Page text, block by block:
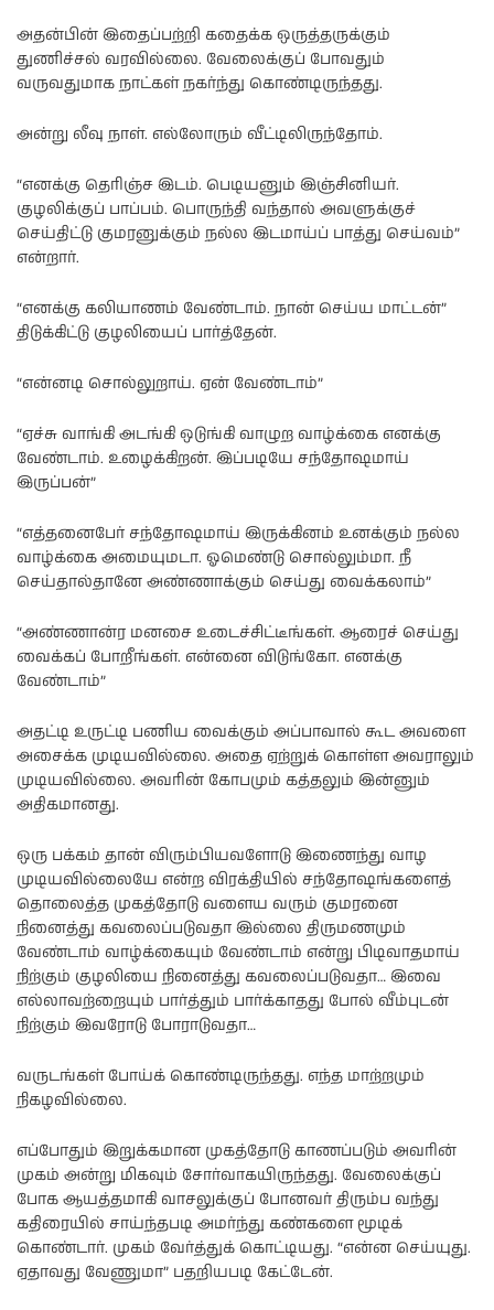
அதன்பின் இதைப்பற்றி கதைக்க ஒருத்தருக்கும்
துணிச்சல் வரவில்லை. வேலைக்குப் போவதும்
வருவதுமாக நாட்கள் நகர்ந்து கொண்டிருந்தது.
அன்று லீவு நாள். எல்லோரும் வீட்டிலிருந்தோம்.
“எனக்கு தெரிஞ்ச இடம். பெடியனும் இஞ்சினியர்.
குழலிக்குப் பாப்பம். பொருந்தி வந்தால் அவளுக்குச்
செய்திட்டு குமரனுக்கும் நல்ல இடமாய்ப் பாத்து செய்வம்”
என்றார்.
“எனக்கு கலியாணம் வேண்டாம். நான் செய்ய மாட்டன்”
திடுக்கிட்டு குழலியைப் பார்த்தேன்.
“என்னடி சொல்லுறாய். ஏன் வேண்டாம்”
“ஏச்சு வாங்கி அடங்கி ஒடுங்கி வாழுற வாழ்க்கை எனக்கு
வேண்டாம். உழைக்கிறன். இப்படியே சந்தோஷமாய்
இருப்பன்”
“எத்தனைபேர் சந்தோஷமாய் இருக்கினம் உனக்கும் நல்ல
வாழ்க்கை அமையுமடா. ஓமெண்டு சொல்லும்மா. நீ
செய்தால்தானே அண்ணாக்கும் செய்து வைக்கலாம்”
“அண்ணான்ர மனசை உடைச்சிட்டீங்கள். ஆரைச் செய்து
வைக்கப் போறீங்கள். என்னை விடுங்கோ. எனக்கு
வேண்டாம்”
அதட்டி உருட்டி பணிய வைக்கும் அப்பாவால் கூட அவளை
அசைக்க முடியவில்லை. அதை ஏற்றுக் கொள்ள அவராலும்
முடியவில்லை. அவரின் கோபமும் கத்தலும் இன்னும்
அதிகமானது.
ஒரு பக்கம் தான் விரும்பியவளோடு இணைந்து வாழ
முடியவில்லையே என்ற விரக்தியில் சந்தோஷங்களைத்
தொலைத்த முகத்தோடு வளைய வரும் குமரனை
நினைத்து கவலைப்படுவதா இல்லை திருமணமும்
வேண்டாம் வாழ்க்கையும் வேண்டாம் என்று பிடிவாதமாய்
நிற்கும் குழலியை நினைத்து கவலைப்படுவதா… இவை
எல்லாவற்றையும் பார்த்தும் பார்க்காதது போல் வீம்புடன்
நிற்கும் இவரோடு போராடுவதா…
வருடங்கள் போய்க் கொண்டிருந்தது. எந்த மாற்றமும்
நிகழவில்லை.
எப்போதும் இறுக்கமான முகத்தோடு காணப்படும் அவரின்
முகம் அன்று மிகவும் சோர்வாகயிருந்தது. வேலைக்குப்
போக ஆயத்தமாகி வாசலுக்குப் போனவர் திரும்ப வந்து
கதிரையில் சாய்ந்தபடி அமர்ந்து கண்களை மூடிக்
கொண்டார். முகம் வேர்த்துக் கொட்டியது. “என்ன செய்யுது.
ஏதாவது வேணுமா” பதறியபடி கேட்டேன்.